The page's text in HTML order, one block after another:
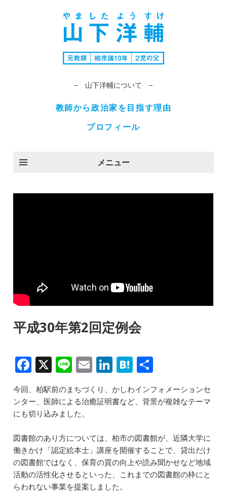
− 山下洋輔について −
教師から政治家を目指す理由
プロフィール
メニュー
平成30年第2回定例会
F
a
c
e
b
o
o
k
X Li
n
e
E
m
ai
Li
n
k
dI
n
H
at
e
a
今回、柏駅前のまちづくり、かしわインフォメーションセ
ンター、医師による治癒証明書など、背景が複雑なテーマ
にも切り込みました。
図書館のあり方については、柏市の図書館が、近隣大学に
働きかけ「認定絵本士」講座を開催することで、貸出だけ
の図書館ではなく、保育の質の向上や読み聞かせなど地域
活動の活性化させるといった、これまでの図書館の枠にと
らわれない事業を提案しました。